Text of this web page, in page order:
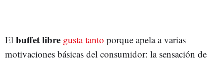
El buffet libre gusta tanto porque apela a varias
motivaciones básicas del consumidor: la sensación de